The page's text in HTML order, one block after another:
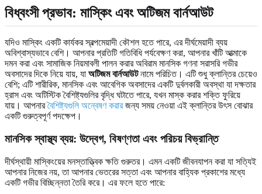
বিধ্বংসী প্রভাব: মাস্কিং এবং অটিজম বার্নআউট
যদিও মাস্কিং একটি কার্যকর স্বল্পমেয়াদী কৌশল হতে পারে, এর দীর্ঘমেয়াদী ব্যয়
অবিশ্বাস্যভাবে বেশি। আপনার প্রতিটি গতিবিধি পর্যবেক্ষণ করা, আপনার খাঁটি আত্মাকে
দমন করা এবং সামাজিক নিয়মাবলী পালন করার অবিরাম মানসিক গণনা সরাসরি গভীর
অবসাদের দিকে নিয়ে যায়, যা অটিজম বার্নআউটনামে পরিচিত। এটি শুধু ক্লান্তির চেয়েও
বেশি; এটি শারীরিক, মানসিক এবং আবেগিক অবসাদের একটি দুর্বলকারী অবস্থা যা দক্ষতার
হ্রাস এবং অটিস্টিক বৈশিষ্ট্যগুলির বৃদ্ধি ঘটাতে পারে, যখন মাস্ক করার শক্তি ফুরিয়ে
যায়। আপনারবৈশিষ্ট্যগুলি অন্বেষণ করারজন্য সময় নেওয়া এই ক্লান্তির উৎস বোঝার
একটি গুরুত্বপূর্ণ পদক্ষেপ।
মানসিক স্বাস্থ্য ব্যয়: উদ্বেগ, বিষণ্ণতা এবং পরিচয় বিভ্রান্তি
দীর্ঘস্থায়ী মাস্কিংয়ের মনস্তাত্ত্বিক ক্ষতি গুরুতর। এমন একটি জীবনযাপন করা যা সত্যিই
আপনার নিজের নয়, তা আপনার ভেতরের সত্তা এবং আপনার বাহ্যিক প্রকাশের মধ্যে
একটি গভীর বিচ্ছিন্নতা তৈরি করে। এর ফলে হতে পারে: